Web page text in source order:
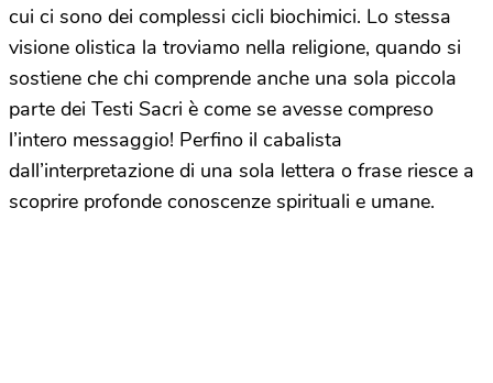
cui ci sono dei complessi cicli biochimici. Lo stessa
visione olistica la troviamo nella religione, quando si
sostiene che chi comprende anche una sola piccola
parte dei Testi Sacri è come se avesse compreso
l’intero messaggio! Perfino il cabalista
dall’interpretazione di una sola lettera o frase riesce a
scoprire profonde conoscenze spirituali e umane.